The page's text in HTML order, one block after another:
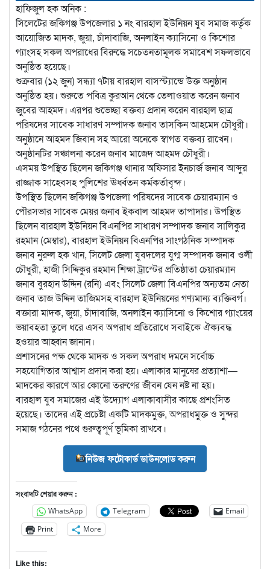
হাফিজুল হক অনিক :
সিলেটের জকিগঞ্জ উপজেলার ১ নং বারহাল ইউনিয়ন যুব সমাজ কর্তৃক
আয়োজিত মাদক, জুয়া, চাঁদাবাজি, অনলাইন ক্যাসিনো ও কিশোর
গ্যাংসহ সকল অপরাধের বিরুদ্ধে সচেতনতামূলক সমাবেশ সফলভাবে
অনুষ্ঠিত হয়েছে।
শুক্রবার (১২ জুন) সন্ধ্যা ৭টায় বারহাল বাসস্ট্যান্ডে উক্ত অনুষ্ঠান
অনুষ্ঠিত হয়। শুরুতে পবিত্র কুরআন থেকে তেলাওয়াত করেন জনাব
জুবের আহমদ। এরপর শুভেচ্ছা বক্তব্য প্রদান করেন বারহাল ছাত্র
পরিষদের সাবেক সাধারণ সম্পাদক জনাব তাসকিন আহমেদ চৌধুরী।
অনুষ্ঠানে আহমদ জিবান সহ আরো অনেকে স্বাগত বক্তব্য রাখেন।
অনুষ্ঠানটির সঞ্চালনা করেন জনাব মাজেদ আহমদ চৌধুরী।
এসময় উপস্থিত ছিলেন জকিগঞ্জ থানার অফিসার ইনচার্জ জনাব আব্দুর
রাজ্জাক সাহেবসহ পুলিশের ঊর্ধ্বতন কর্মকর্তাবৃন্দ।
উপস্থিত ছিলেন জকিগঞ্জ উপজেলা পরিষদের সাবেক চেয়ারম্যান ও
পৌরসভার সাবেক মেয়র জনাব ইকবাল আহমদ তাপাদার। উপস্থিত
ছিলেন বারহাল ইউনিয়ন বিএনপির সাধারণ সম্পাদক জনাব সালিকুর
রহমান (মেম্বার), বারহাল ইউনিয়ন বিএনপির সাংগঠনিক সম্পাদক
জনাব নুরুল হক খান, সিলেট জেলা যুবদলের যুগ্ম সম্পাদক জনাব ওলী
চৌধুরী, হাজী সিদ্দিকুর রহমান শিক্ষা ট্রাস্টের প্রতিষ্ঠাতা চেয়ারম্যান
জনাব বুরহান উদ্দিন (রনি) এবং সিলেট জেলা বিএনপির অন্যতম নেতা
জনাব তাজ উদ্দিন তাজিমসহ বারহাল ইউনিয়নের গণ্যমান্য ব্যক্তিবর্গ।
বক্তারা মাদক, জুয়া, চাঁদাবাজি, অনলাইন ক্যাসিনো ও কিশোর গ্যাংয়ের
ভয়াবহতা তুলে ধরে এসব অপরাধ প্রতিরোধে সবাইকে ঐক্যবদ্ধ
হওয়ার আহ্বান জানান।
প্রশাসনের পক্ষ থেকে মাদক ও সকল অপরাধ দমনে সর্বোচ্চ
সহযোগিতার আশ্বাস প্রদান করা হয়। এলাকার মানুষের প্রত্যাশা—
মাদকের কারণে আর কোনো তরুণের জীবন যেন নষ্ট না হয়।
বারহাল যুব সমাজের এই উদ্যোগ এলাকাবাসীর কাছে প্রশংসিত
হয়েছে। তাদের এই প্রচেষ্টা একটি মাদকমুক্ত, অপরাধমুক্ত ও সুন্দর
সমাজ গঠনের পথে গুরুত্বপূর্ণ ভূমিকা রাখবে।
নিউজ ফটোকার্ড ডাউনলোড করুন
সংবাদটি শেয়ার করুন :
WhatsApp Telegram
Email
Print
More
Like this: